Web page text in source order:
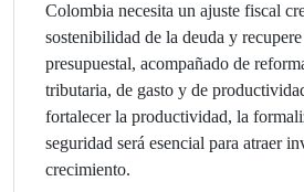
Colombia necesita un ajuste fiscal
sostenibilidad de la deuda y
presupuestal, acompañado de
tributaria, de gasto y de
fortalecer la productividad, la
seguridad será esencial para atraer
crecimiento.